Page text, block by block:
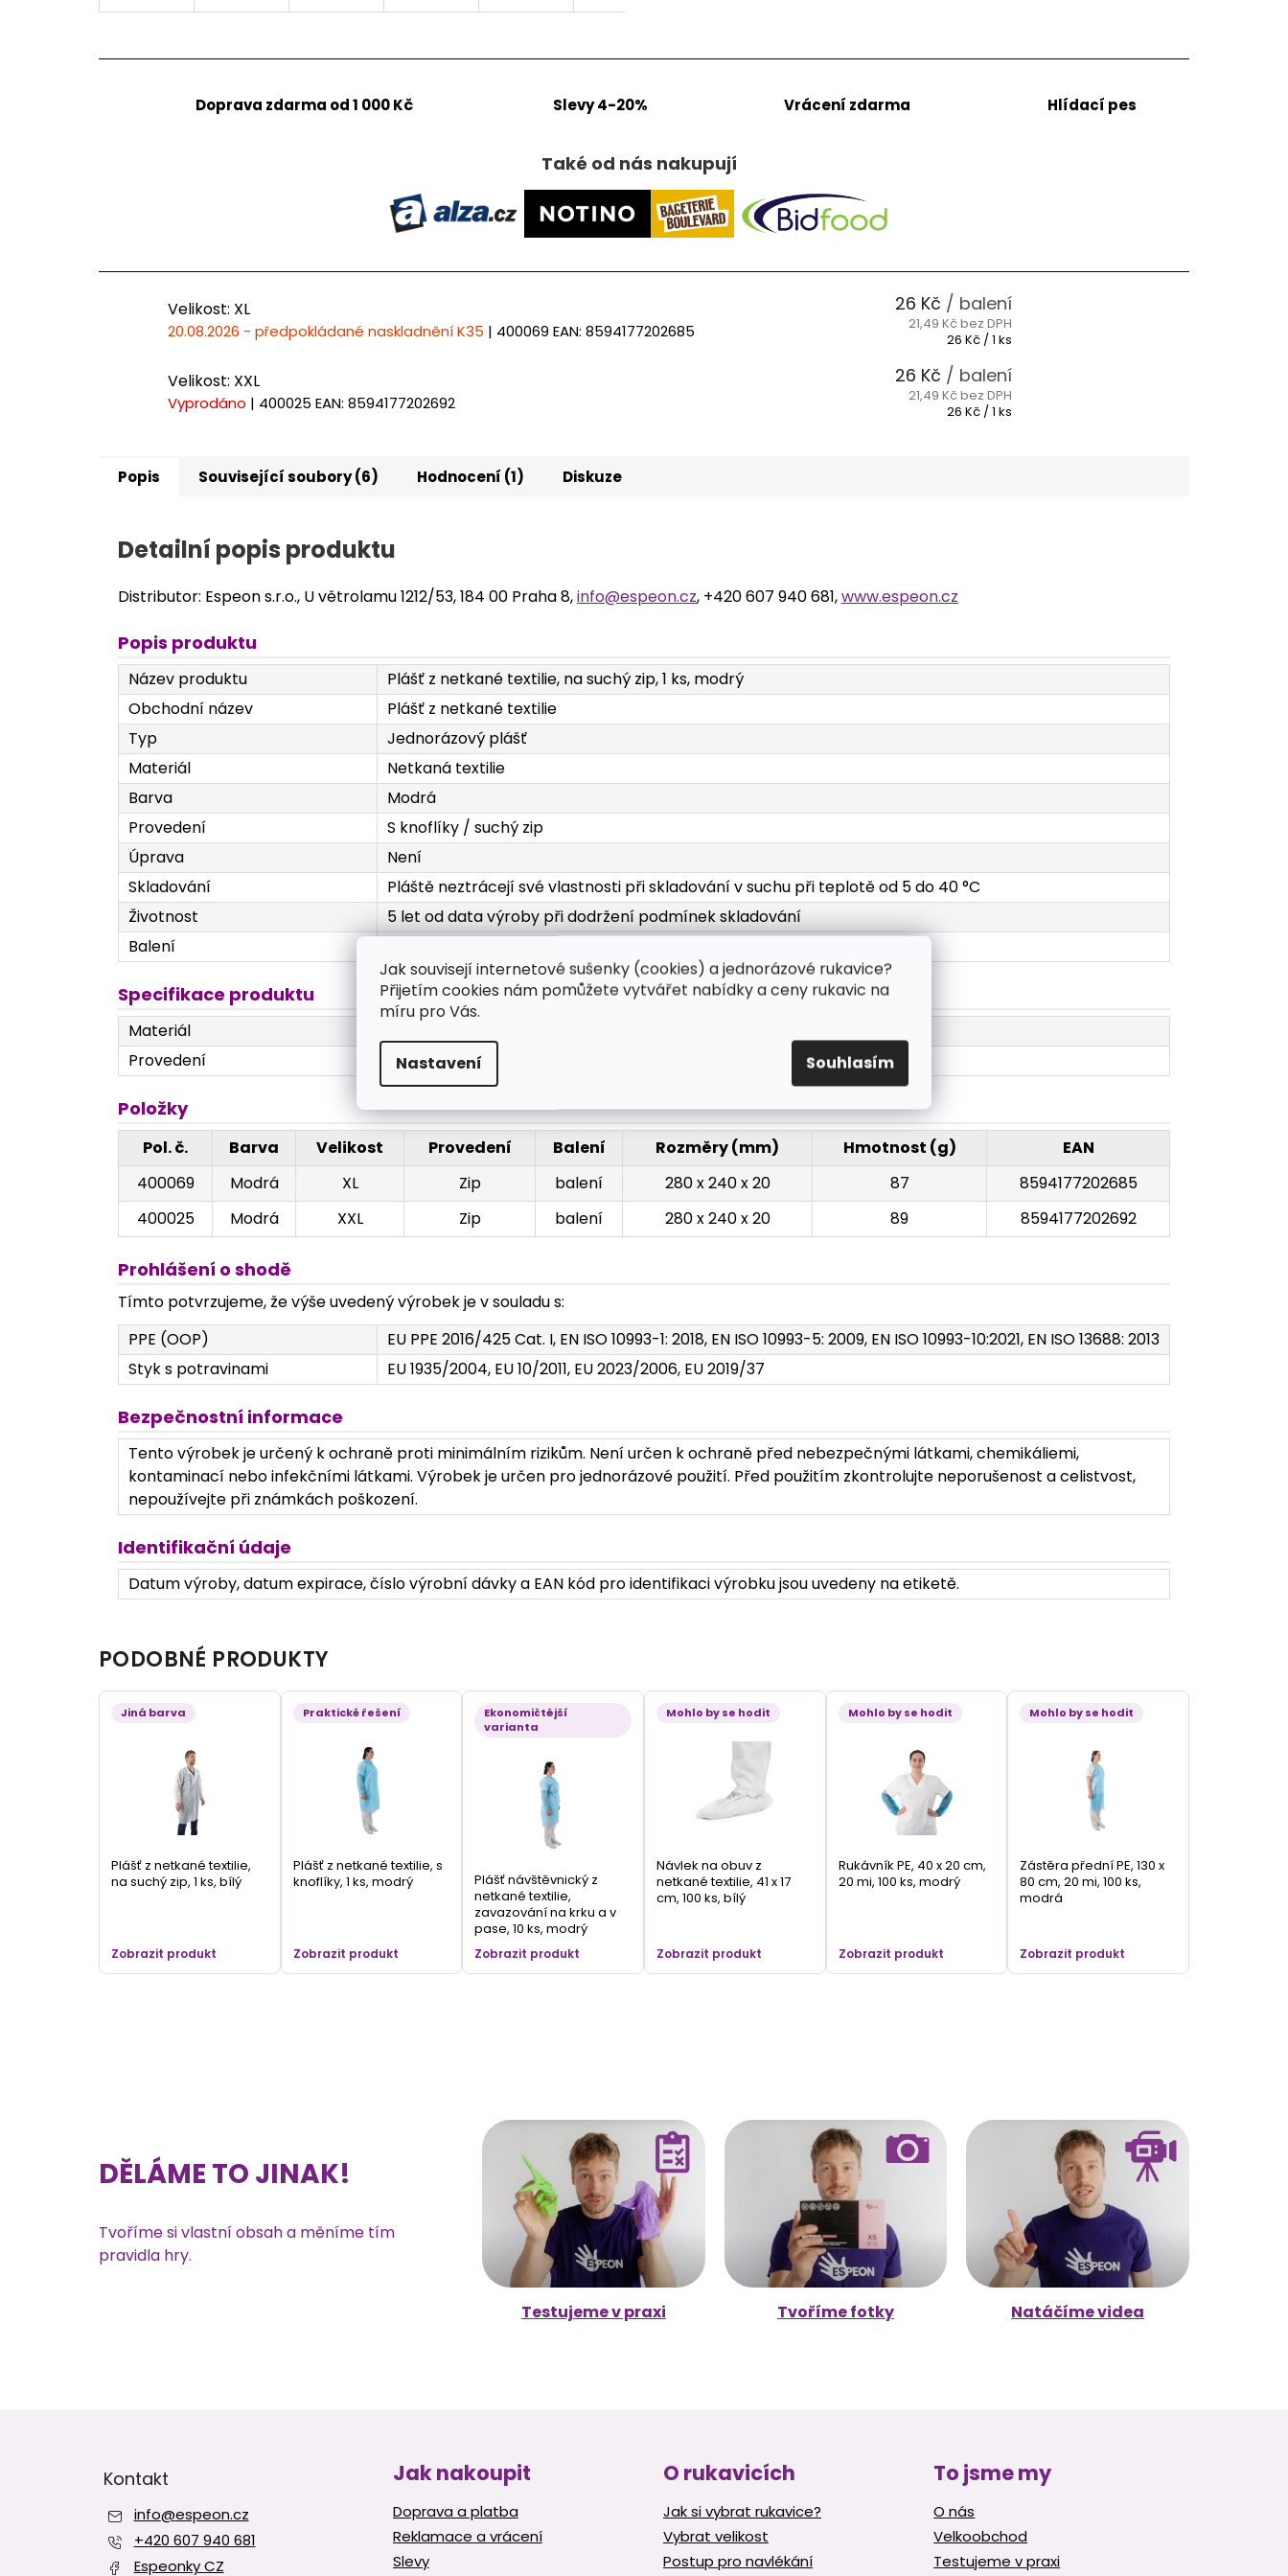
Jak souvisejí internetové sušenky (cookies) a jednorázové rukavice?
Přijetím cookies nám pomůžete vytvářet nabídky a ceny rukavic na
míru pro Vás.
Nastavení Souhlasím
Doprava zdarma od 1 000 Kč Slevy 4-20% Vrácení zdarma Hlídací pes
Také od nás nakupují
Velikost: XL
20.08.2026 - předpokládané naskladnění K35 | 400069 EAN: 8594177202685
26 Kč / balení
21,49 Kč bez DPH
Měrná
26 Kč / 1 ks
Velikost: XXL
Vyprodáno | 400025 EAN: 8594177202692
26 Kč / balení
21,49 Kč bez DPH
Měrná
26 Kč / 1 ks
Popis Související soubory (6) Hodnocení (1) Diskuze
Detailní popis produktu
Distributor: Espeon s.r.o., U větrolamu 1212/53, 184 00 Praha 8,info@espeon.cz, +420 607 940 681,www.espeon.cz
Popis produktu
Název produktu
Plášť z netkané textilie, na suchý zip, 1 ks, modrý
Obchodní název
Plášť z netkané textilie
Typ
Jednorázový plášť
Materiál
Netkaná textilie
Barva
Modrá
Provedení
S knoflíky / suchý zip
Úprava
Není
Skladování
Pláště neztrácejí své vlastnosti při skladování v suchu při teplotě od 5 do 40 °C
Životnost
5 let od data výroby při dodržení podmínek skladování
Balení
Specifikace produktu
Materiál
Provedení
Velikosti M, L, XL, XXL, XXXL
Položky
Pol. č. Barva Velikost Provedení Balení Rozměry (mm) Hmotnost (g)
EAN
400069
Modrá XL Zip balení 280 x 240 x 20 87
8594177202685
400025
Modrá XXL Zip balení 280 x 240 x 20 89 8594177202692
Prohlášení o shodě
Tímto potvrzujeme, že výše uvedený výrobek je v souladu s:
PPE (OOP)
EU PPE 2016/425 Cat. I, EN ISO 10993-1: 2018, EN ISO 10993-5: 2009, EN ISO 10993-10:2021, EN ISO 13688: 2013
Styk s potravinami
EU 1935/2004, EU 10/2011, EU 2023/2006, EU 2019/37
Bezpečnostní informace
Tento výrobek je určený k ochraně proti minimálním rizikům. Není určen k ochraně před nebezpečnými látkami, chemikáliemi,
kontaminací nebo infekčními látkami. Výrobek je určen pro jednorázové použití. Před použitím zkontrolujte neporušenost a celistvost,
nepoužívejte při známkách poškození.
Identifikační údaje
Datum výroby, datum expirace, číslo výrobní dávky a EAN kód pro identifikaci výrobku jsou uvedeny na etiketě.
PODOBNÉ PRODUKTY
Jiná barva
Plášť z netkané textilie,
na suchý zip, 1 ks, bílý
Zobrazit produkt
Praktické řešení
Plášť z netkané textilie, s
knoflíky, 1 ks, modrý
Zobrazit produkt
Ekonomičtější
varianta
Plášť návštěvnický z
netkané textilie,
zavazování na krku a v
pase, 10 ks, modrý
Zobrazit produkt
Mohlo by se hodit
Návlek na obuv z
netkané textilie, 41 x 17
cm, 100 ks, bílý
Zobrazit produkt
Mohlo by se hodit
Rukávník PE, 40 x 20 cm,
20 mi, 100 ks, modrý
Zobrazit produkt
Mohlo by se hodit
Zástěra přední PE, 130 x
80 cm, 20 mi, 100 ks,
modrá
Zobrazit produkt
DĚLÁME TO JINAK!
Tvoříme si vlastní obsah a měníme tím
pravidla hry.
Testujeme v praxi Tvoříme fotky Natáčíme videa
Kontakt
info@espeon.cz
+420 607 940 681
Espeonky CZ
Jak nakoupit
Doprava a platba
Reklamace a vrácení
Slevy
O rukavicích
Jak si vybrat rukavice?
Vybrat velikost
Postup pro navlékání
To jsme my
O nás
Velkoobchod
Testujeme v praxi